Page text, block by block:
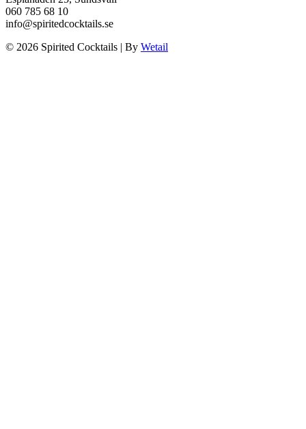
060 785 68 10
info@spiritedcocktails.se
© 2026 Spirited Cocktails | By Wetail